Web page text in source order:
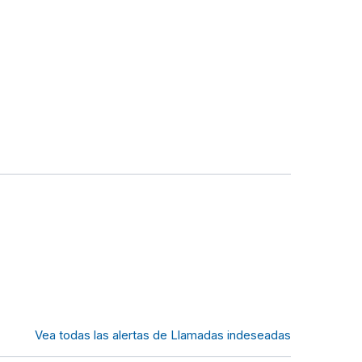
Vea todas las alertas de Llamadas indeseadas